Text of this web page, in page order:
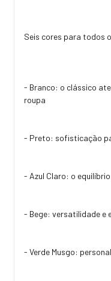
Seis cores para todos
- Branco: o clássico
roupa
- Preto: sofisticação
- Azul Claro: o
- Bege: versatilidade e
- Verde Musgo: